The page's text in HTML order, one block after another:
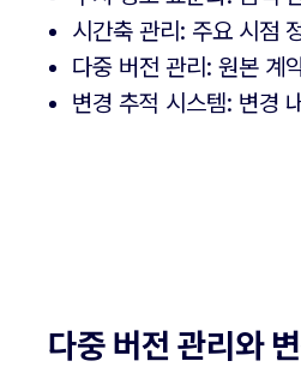
시간축 관리: 주요 시점
다중 버전 관리: 원본 계
변경 추적 시스템: 변경
다중 버전 관리와